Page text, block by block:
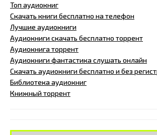
Топ аудиокниг
Скачать книги бесплатно на телефон
Лучшие аудиокниги
Аудиокниги скачать бесплатно торрент
Аудиокнига торрент
Аудиокниги фантастика слушать онлайн
Скачать аудиокниги бесплатно и без
Библиотека аудиокниг
Книжный торрент